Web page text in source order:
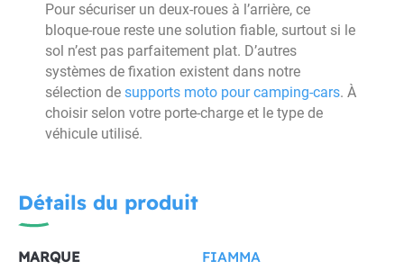
Pour sécuriser un deux-roues à l’arrière, ce
bloque-roue reste une solution fiable, surtout si le
sol n’est pas parfaitement plat. D’autres
systèmes de fixation existent dans notre
sélection de supports moto pour camping-cars. À
choisir selon votre porte-charge et le type de
véhicule utilisé.
Détails du produit
MARQUE FIAMMA